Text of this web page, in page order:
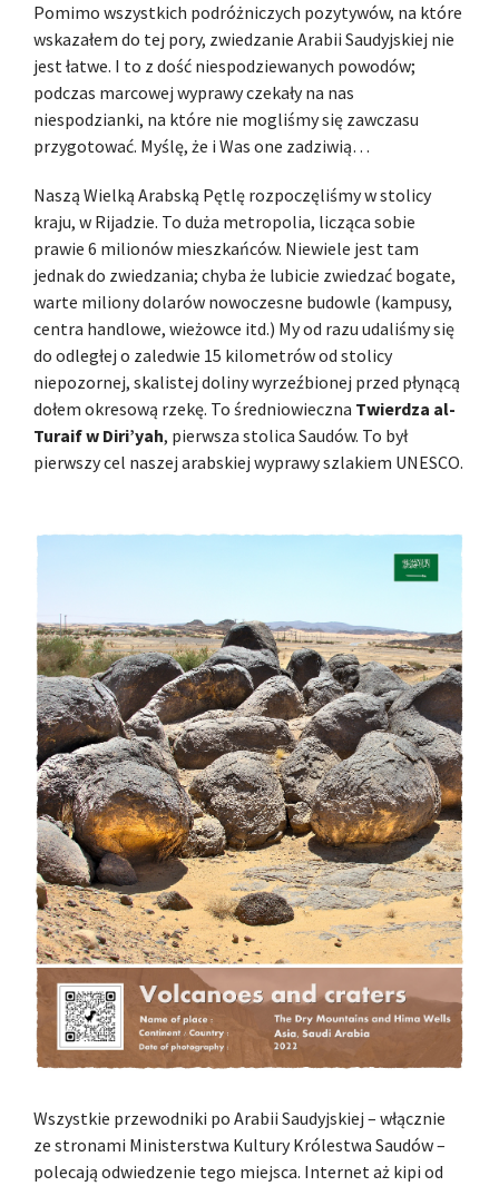
Pomimo wszystkich podróżniczych pozytywów, na które
wskazałem do tej pory, zwiedzanie Arabii Saudyjskiej nie
jest łatwe. I to z dość niespodziewanych powodów;
podczas marcowej wyprawy czekały na nas
niespodzianki, na które nie mogliśmy się zawczasu
przygotować. Myślę, że i Was one zadziwią…
Naszą Wielką Arabską Pętlę rozpoczęliśmy w stolicy
kraju, w Rijadzie. To duża metropolia, licząca sobie
prawie 6 milionów mieszkańców. Niewiele jest tam
jednak do zwiedzania; chyba że lubicie zwiedzać bogate,
warte miliony dolarów nowoczesne budowle (kampusy,
centra handlowe, wieżowce itd.) My od razu udaliśmy się
do odległej o zaledwie 15 kilometrów od stolicy
niepozornej, skalistej doliny wyrzeźbionej przed płynącą
dołem okresową rzekę. To średniowieczna Twierdza al-
Turaif w Diri’yah, pierwsza stolica Saudów. To był
pierwszy cel naszej arabskiej wyprawy szlakiem UNESCO.
Wszystkie przewodniki po Arabii Saudyjskiej – włącznie
ze stronami Ministerstwa Kultury Królestwa Saudów –
polecają odwiedzenie tego miejsca. Internet aż kipi od